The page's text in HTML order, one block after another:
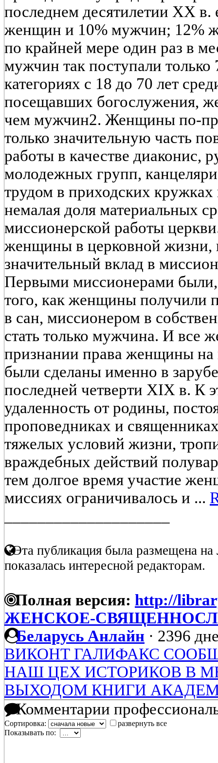
последнем десятилетии XX
женщин и 10% мужчин; 12%
по крайней мере один раз в
мужчин так поступали
категориях с 18 до 70 лет
посещавших богослужения,
чем мужчин2. Женщины по-
только значительную часть
работы в качестве диаконис,
молодежных групп,
трудом в приходских кружках
немалая доля материальных
миссионерской работы
женщины в церковной жизни,
значительный вклад в
Первыми миссионерами
того, как женщины получили
в сан, миссионером в
стать только мужчина. И все
признании права женщины на
были сделаны именно в
последней четверти XIX в. К
удаленность от родины,
проповедниках и
тяжелых условий жизни,
враждебных действий
тем долгое время участие
миссиях ограничивалось и ...
Эта публикация была размещена на
показалась интересной редакторам.
Полная версия: http://
ЖЕНСКОЕ-
Беларусь Анлайн · 2396
ВИКОНТ ГАЛИФАКС
НАШ ЦЕХ ИСТОРИКОВ В
ВЫХОДОМ КНИГИ
Комментарии
Сортировка:
развернуть все
Показывать по: